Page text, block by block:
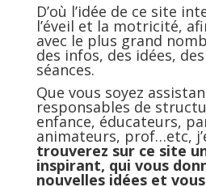
D’où l’idée de ce site
l’éveil et la motricité,
avec le plus grand
des infos, des idées,
séances.
Que vous soyez
responsables de
enfance, éducateurs,
animateurs, prof…etc,
trouverez sur ce site
inspirant, qui vous
nouvelles idées et